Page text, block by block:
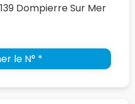
Dompierre Sur Mer
le N° *